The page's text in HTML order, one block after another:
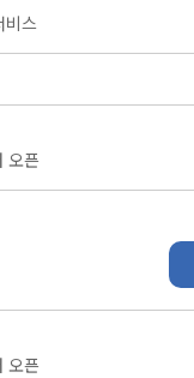
비스
오픈
오픈